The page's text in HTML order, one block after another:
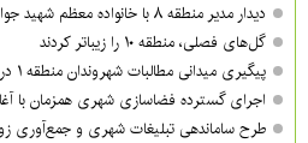
دیدار مدیر منطقه ۸ با خانواده معظم شهید جواد ایزدی
گل‌های فصلی، منطقه ۱۰ را زیباتر کردند
پیگیری میدانی مطالبات شهروندان منطقه ۱ در دستور کار قرار گرفت
اجرای گسترده فضاسازی شهری همزمان با
طرح ساماندهی تبلیغات شهری و جمع‌آوری زوائد